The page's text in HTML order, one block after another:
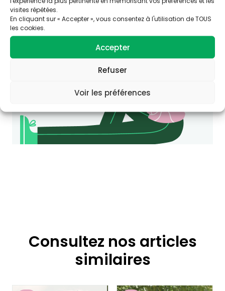
visites répétées.
En cliquant sur « Accepter », vous consentez à l'utilisation de TOUS
les cookies.
Accepter
Refuser
Voir les préférences
Consultez le site Agir-ese.org, des ressources
pour agir en Éducation et promotion de la
Santé-Environnement.
agir-ese.org
Consultez nos articles
similaires